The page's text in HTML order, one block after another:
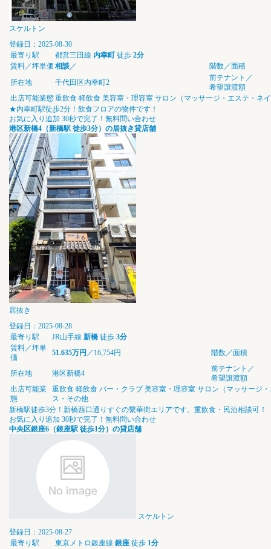
スケルトン
登録日：2025-08-30
最寄り駅
都営三田線 内幸町 徒歩 2分
賃料／坪単価 相談／
階数／面積
所在地
千代田区内幸町2
前テナント／
希望譲渡額
出店可能業態重飲食 軽飲食 美容室・理容室 サロン（マッサージ・エステ・ネ
★内幸町駅徒歩2分！飲食フロアの物件です！
お気に入り追加 30秒で完了！無料問い合わせ
港区新橋4（新橋駅 徒歩3分）の居抜き貸店舗
居抜き
登録日：2025-08-28
最寄り駅
JR山手線 新橋 徒歩 3分
賃料／坪単
価
51.635万円 ／16,754円 階数／面積
所在地 港区新橋4
前テナント／
希望譲渡額
出店可能業
態
重飲食 軽飲食 バー・クラブ 美容室・理容室 サロン（マッサージ
ス・その他
新橋駅徒歩3分！新橋西口通りすぐの繫華街エリアです。重飲食・民泊相談可！
お気に入り追加 30秒で完了！無料問い合わせ
中央区銀座6（銀座駅 徒歩1分）の貸店舗
スケルトン
登録日：2025-08-27
最寄り駅
東京メトロ銀座線 銀座 徒歩 1分